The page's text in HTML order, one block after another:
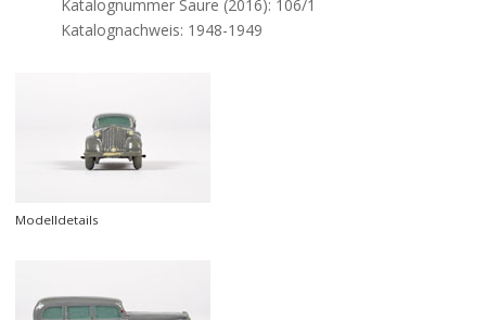
Katalognummer Saure (2016): 106/1
Katalognachweis: 1948-1949
Modelldetails